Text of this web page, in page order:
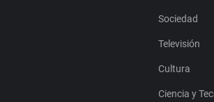
Sociedad
Televisión
Cultura
Ciencia y